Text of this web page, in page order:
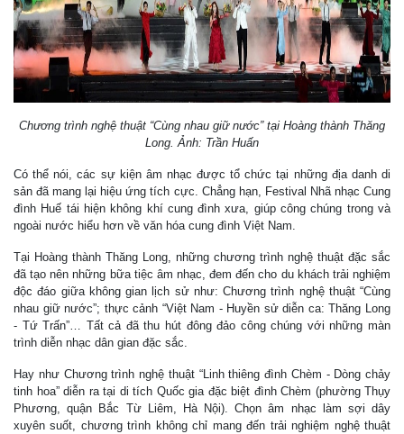
Chương trình nghệ thuật “Cùng nhau giữ nước” tại Hoàng thành Thăng
Long. Ảnh: Trần Huấn
Có thể nói, các sự kiện âm nhạc được tổ chức tại những địa danh di
sản đã mang lại hiệu ứng tích cực. Chẳng hạn, Festival Nhã nhạc Cung
đình Huế tái hiện không khí cung đình xưa, giúp công chúng trong và
ngoài nước hiểu hơn về văn hóa cung đình Việt Nam.
Tại Hoàng thành Thăng Long, những chương trình nghệ thuật đặc sắc
đã tạo nên những bữa tiệc âm nhạc, đem đến cho du khách trải nghiệm
độc đáo giữa không gian lịch sử như: Chương trình nghệ thuật “Cùng
nhau giữ nước”; thực cảnh “Việt Nam - Huyền sử diễn ca: Thăng Long
- Tứ Trấn”… Tất cả đã thu hút đông đảo công chúng với những màn
trình diễn nhạc dân gian đặc sắc.
Hay như Chương trình nghệ thuật “Linh thiêng đình Chèm - Dòng chảy
tinh hoa” diễn ra tại di tích Quốc gia đặc biệt đình Chèm (phường Thụy
Phương, quận Bắc Từ Liêm, Hà Nội). Chọn âm nhạc làm sợi dây
xuyên suốt, chương trình không chỉ mang đến trải nghiệm nghệ thuật